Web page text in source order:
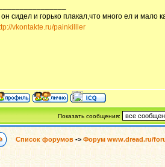
сидел и горько плакал,что много ел и мало
vkontakte.ru/painkilller
Показать сообщения:
Список форумов -> Форум www.dread.ru/